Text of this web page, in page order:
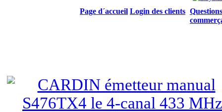
Page d´accueil Login des clients